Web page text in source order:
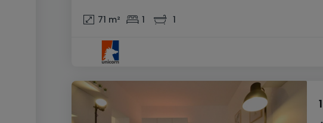
71 m² 1 1